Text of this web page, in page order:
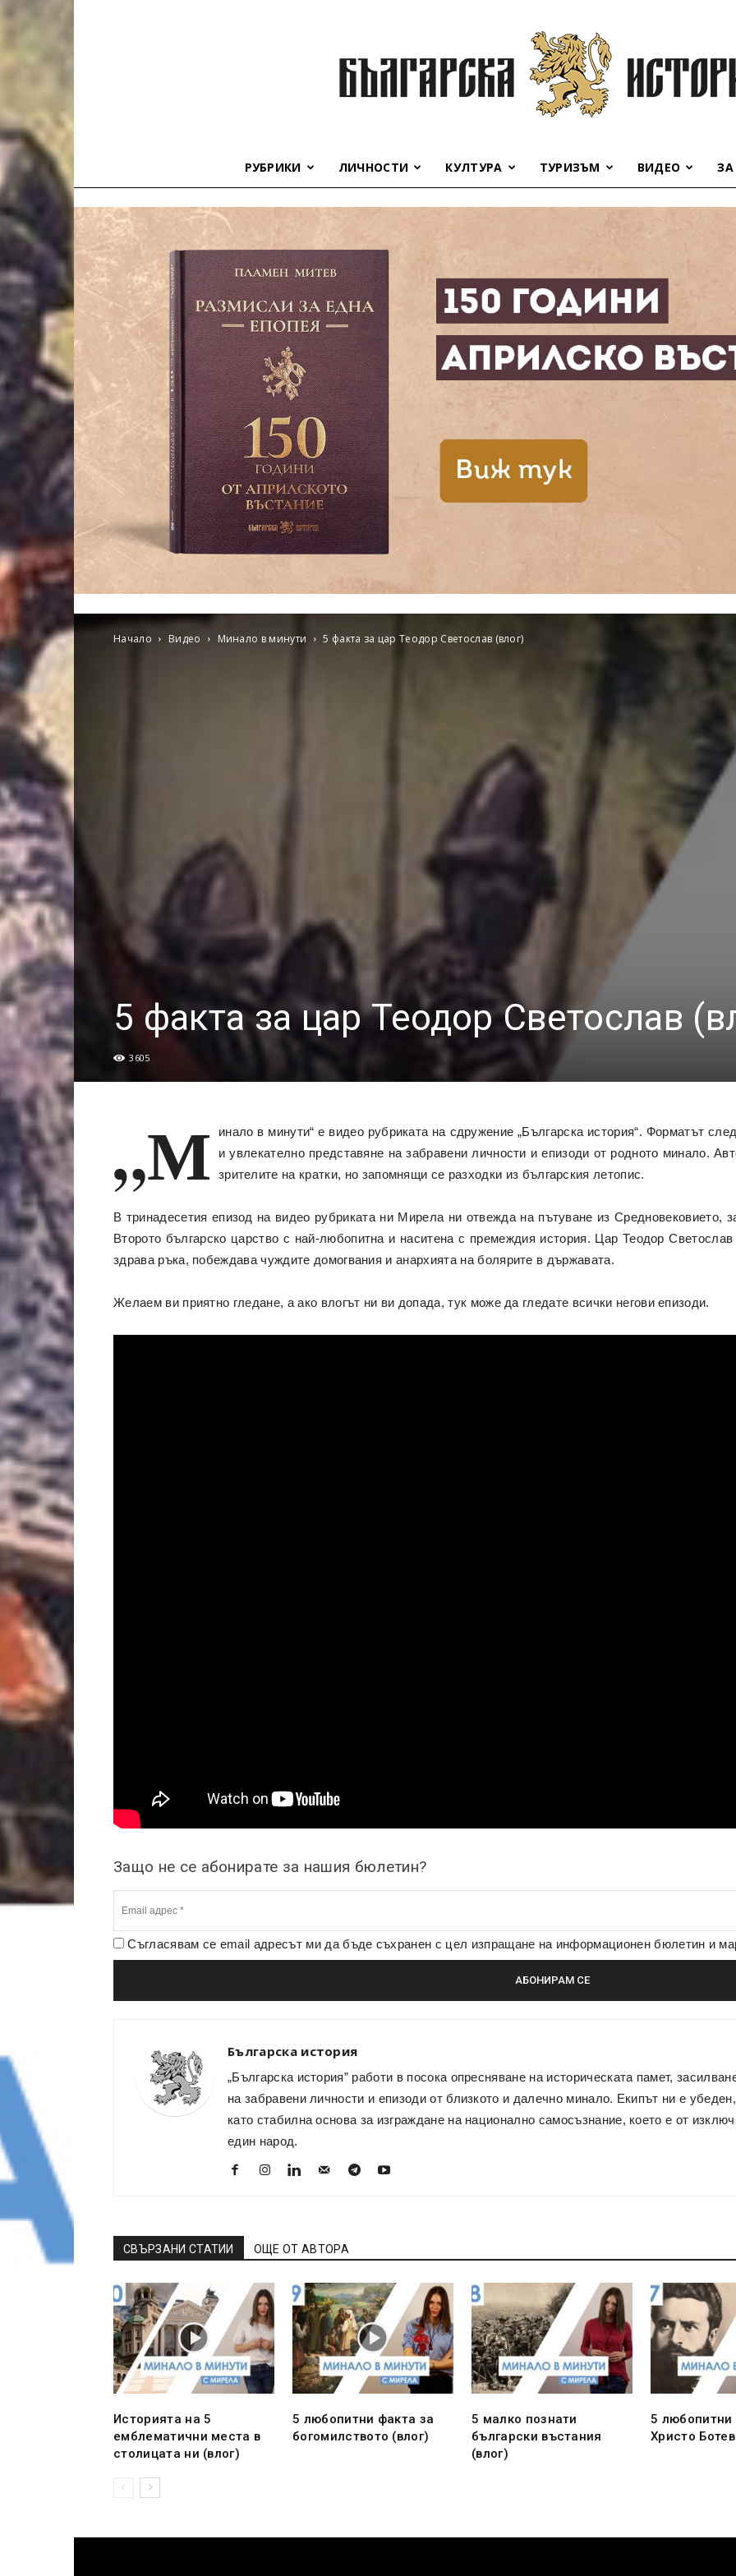
история
РУБРИКИ ЛИЧНОСТИ КУЛТУРА ТУРИЗЪМ ВИДЕО
Начало Видео Минало в минути 5 факта за цар Теодор Светослав (влог)
5 факта за цар Теодор Светослав
3605
„М
инало в минути“ е видео рубриката на сдружение „Българска история“. Форматът
и увлекателно представяне на забравени личности и епизоди от родното минало.
зрителите на кратки, но запомнящи се разходки из българския летопис.
В тринадесетия епизод на видео рубриката ни Мирела ни отвежда на пътуване из Средновековието,
Второто българско царство с най-любопитна и наситена с премеждия история. Цар Теодор
здрава ръка, побеждава чуждите домогвания и анархията на болярите в държавата.
Желаем ви приятно гледане, а ако влогът ни ви допада, тук може да гледате всички негови епизоди.
Защо не се абонирате за нашия бюлетин?
Съгласявам се email адресът ми да бъде съхранен с цел изпращане на информационен бюлетин и
Българска история
„Българска история” работи в посока опресняване на историческата памет,
на забравени личности и епизоди от близкото и далечно минало. Екипът ни е
като стабилна основа за изграждане на национално самосъзнание, което е от
един народ.
СВЪРЗАНИ СТАТИИ ОЩЕ ОТ АВТОРА
Историята на 5
емблематични места в
столицата ни (влог)
5 любопитни факта за
богомилството (влог)
5 малко познати
български въстания
(влог)
5 любопитни
Христо Ботев